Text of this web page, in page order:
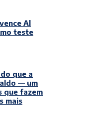
Al
teste
que a
— um
que fazem
mais